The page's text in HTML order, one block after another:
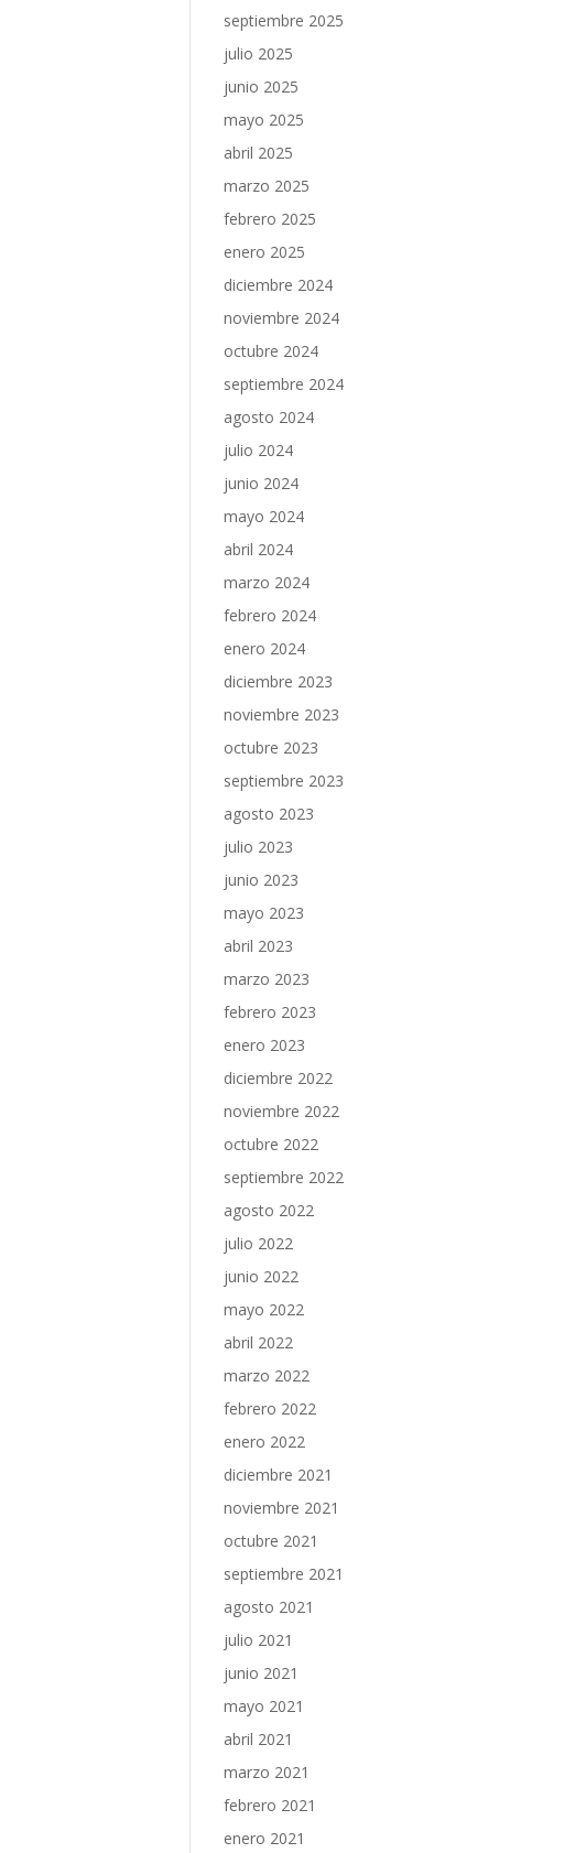
septiembre 2025
julio 2025
junio 2025
mayo 2025
abril 2025
marzo 2025
febrero 2025
enero 2025
diciembre 2024
noviembre 2024
octubre 2024
septiembre 2024
agosto 2024
julio 2024
junio 2024
mayo 2024
abril 2024
marzo 2024
febrero 2024
enero 2024
diciembre 2023
noviembre 2023
octubre 2023
septiembre 2023
agosto 2023
julio 2023
junio 2023
mayo 2023
abril 2023
marzo 2023
febrero 2023
enero 2023
diciembre 2022
noviembre 2022
octubre 2022
septiembre 2022
agosto 2022
julio 2022
junio 2022
mayo 2022
abril 2022
marzo 2022
febrero 2022
enero 2022
diciembre 2021
noviembre 2021
octubre 2021
septiembre 2021
agosto 2021
julio 2021
junio 2021
mayo 2021
abril 2021
marzo 2021
febrero 2021
enero 2021